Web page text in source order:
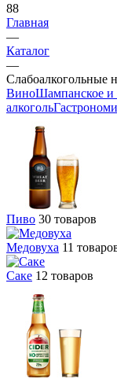
88
Главная
—
Каталог
—
Слабоалкогольные
ВиноШампанское и
алкоголь
Пиво 30 товаров
Медовуха 11
Саке 12 товаров